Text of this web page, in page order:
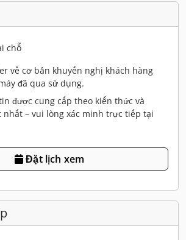
chỗ
về cơ bản khuyến nghị khách hàng
đã qua sử dụng.
được cung cấp theo kiến thức và
nhất – vui lòng xác minh trực tiếp tại
Đặt lịch xem